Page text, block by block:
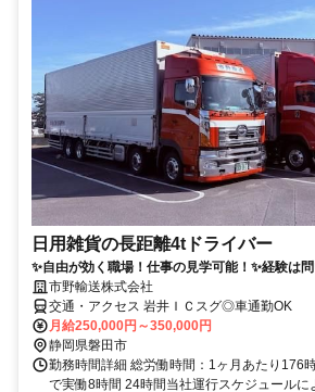
日用雑貨の長距離4tドライバー
✨自由が効く職場！仕事の見学可能！✨経験は問
市野輸送株式会社
交通・アクセス 岩井ＩＣスグ◎車通勤OK
月給250,000円～350,000円
静岡県磐田市
勤務時間詳細 総労働時間：1ヶ月あたり176
で実働8時間 24時間当社運行スケジュール